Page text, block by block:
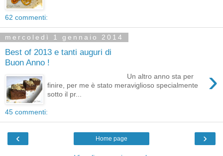
62 commenti:
mercoledì 1 gennaio 2014
Best of 2013 e tanti auguri di
Buon Anno !
›
Un altro anno sta per
finire, per me è stato meraviglioso specialmente
sotto il pr...
45 commenti:
‹ ›
Home page